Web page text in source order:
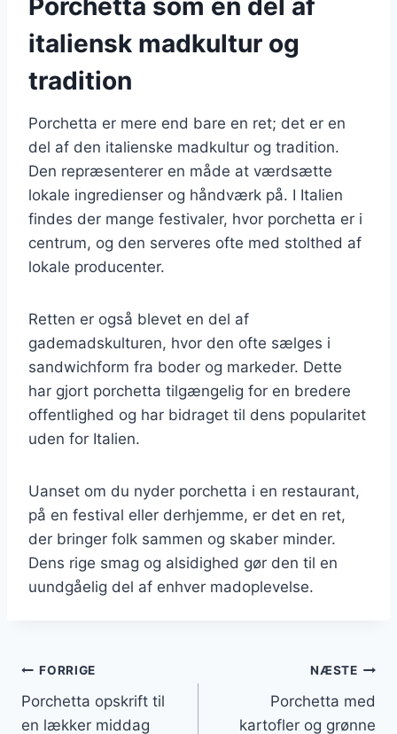
italiensk madkultur og
tradition
Porchetta er mere end bare en ret; det er en
del af den italienske madkultur og tradition.
Den repræsenterer en måde at værdsætte
lokale ingredienser og håndværk på. I Italien
findes der mange festivaler, hvor porchetta er i
centrum, og den serveres ofte med stolthed af
lokale producenter.
Retten er også blevet en del af
gademadskulturen, hvor den ofte sælges i
sandwichform fra boder og markeder. Dette
har gjort porchetta tilgængelig for en bredere
offentlighed og har bidraget til dens popularitet
uden for Italien.
Uanset om du nyder porchetta i en restaurant,
på en festival eller derhjemme, er det en ret,
der bringer folk sammen og skaber minder.
Dens rige smag og alsidighed gør den til en
uundgåelig del af enhver madoplevelse.
Indlægsnavigation
FORRIGE
Porchetta opskrift til
en lækker middag
NÆSTE
Porchetta med
kartofler og grønne